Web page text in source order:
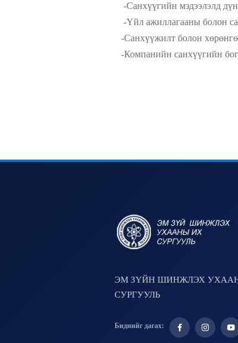
-Санхүүгийн мэдээлэлд дүн
-Үйл ажиллагааны болон санхүүгийн
-Санхүүжилт болон хөрөнгө оруулалтын
-Компанийн санхүүгийн богино, дунд
ЭМ ЗҮЙН ШИНЖЛЭХ
СУРГУУЛЬ
Биднийг дагах: